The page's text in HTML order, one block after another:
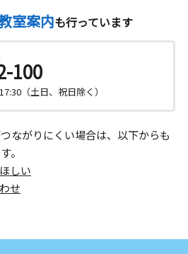
室案内も行っています
100
（土日、祝日除く）
ながりにくい場合は、以下からも
。
しい
せ